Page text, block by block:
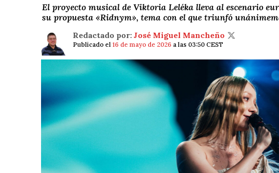
El proyecto musical de Viktoria Leléka lleva al escenario
su propuesta «Ridnym», tema con el que triunfó
Redactado por: José Miguel Mancheño
Publicado el16 de mayo de 2026 a las 03:50 CEST